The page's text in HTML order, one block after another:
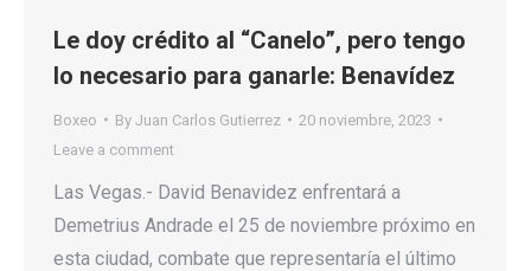
Le doy crédito al “Canelo”, pero tengo
lo necesario para ganarle: Benavídez
Boxeo By Juan Carlos Gutierrez
20 noviembre, 2023
Leave a comment
Las Vegas.- David Benavidez enfrentará a
Demetrius Andrade el 25 de noviembre próximo en
esta ciudad, combate que representaría el último